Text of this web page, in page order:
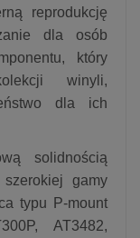
reprodukcję
dla osób
który
winyli,
dla ich
solidnością
gamy
typu P-mount
AT3482,